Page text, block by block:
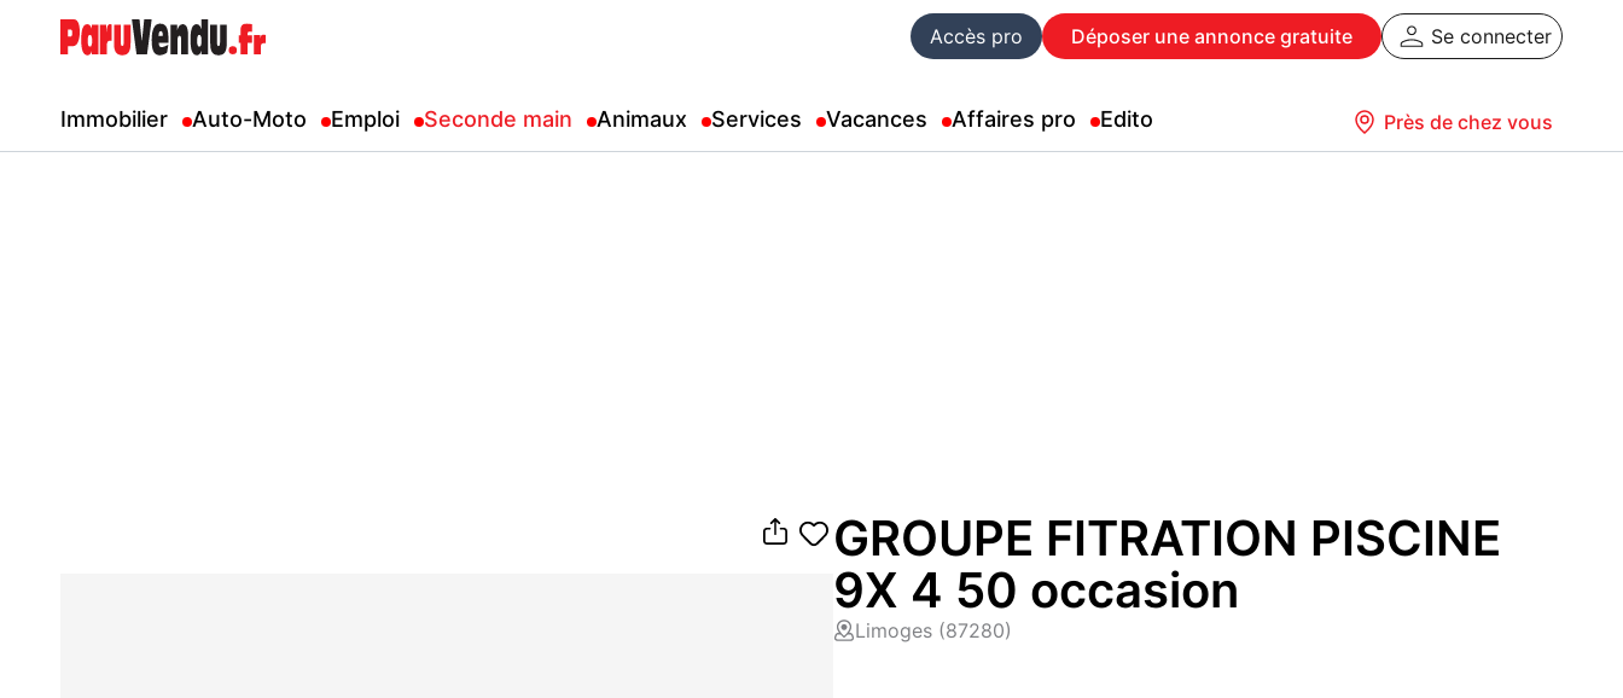
Accès pro Déposer une annonce gratuite Se connecter
Immobilier Auto-Moto Emploi Seconde main Animaux Services Vacances Affaires pro Edito Près de chez vous
GROUPE FITRATION PISCINE
9X 4 50 occasion
Limoges (87280)